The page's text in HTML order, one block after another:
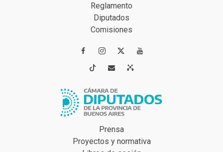
Reglamento
Diputados
Comisiones
 
 
Prensa
Proyectos y normativa